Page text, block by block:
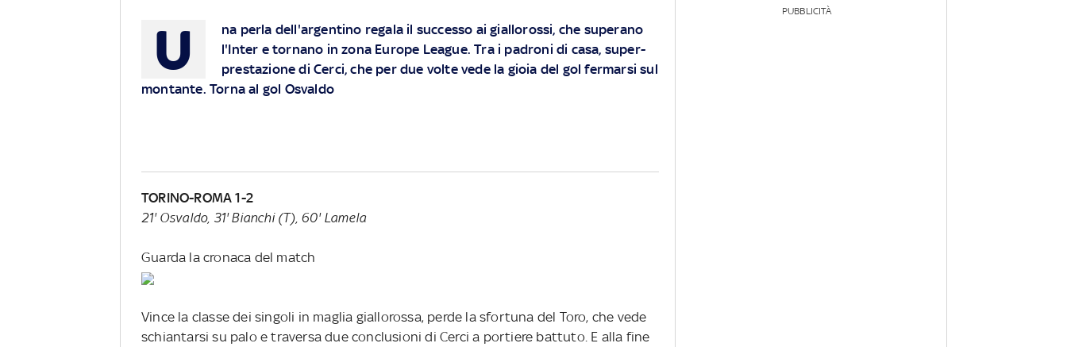
U
na perla dell'argentino regala il successo ai giallorossi, che superano
l'Inter e tornano in zona Europe League. Tra i padroni di casa, super-
prestazione di Cerci, che per due volte vede la gioia del gol fermarsi sul
montante. Torna al gol Osvaldo
TORINO-ROMA 1-2
21' Osvaldo, 31' Bianchi (T), 60' Lamela
Guarda la cronaca del match
Vince la classe dei singoli in maglia giallorossa, perde la sfortuna del Toro, che vede
schiantarsi su palo e traversa due conclusioni di Cerci a portiere battuto. E alla fine
PUBBLICITÀ